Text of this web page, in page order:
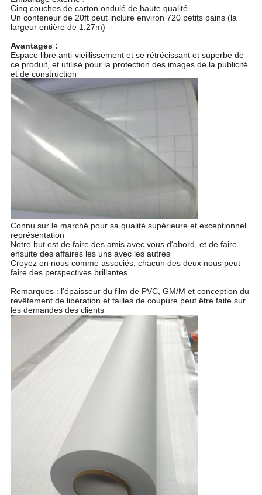
Cinq couches de carton ondulé de haute qualité
Un conteneur de 20ft peut inclure environ 720 petits pains (la
largeur entière de 1.27m)
Avantages :
Espace libre anti-vieillissement et se rétrécissant et superbe de
ce produit, et utilisé pour la protection des images de la publicité
et de construction
Connu sur le marché pour sa qualité supérieure et exceptionnel
représentation
Notre but est de faire des amis avec vous d'abord, et de faire
ensuite des affaires les uns avec les autres
Croyez en nous comme associés, chacun des deux nous peut
faire des perspectives brillantes
Remarques : l'épaisseur du film de PVC, GM/M et conception du
revêtement de libération et tailles de coupure peut être faite sur
les demandes des clients